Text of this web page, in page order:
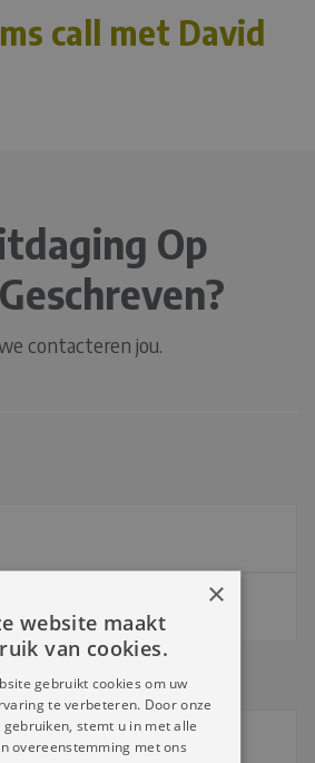
call met David
Op
contacteren jou.
×
website maakt
van cookies.
gebruikt cookies om uw
te verbeteren. Door onze
stemt u in met alle
overeenstemming met ons